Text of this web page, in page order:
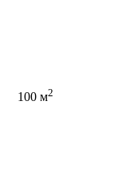
100 м2